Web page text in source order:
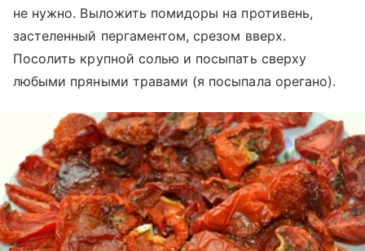
не нужно. Выложить помидоры на противень,
застеленный пергаментом, срезом вверх.
Посолить крупной солью и посыпать сверху
любыми пряными травами (я посыпала орегано).